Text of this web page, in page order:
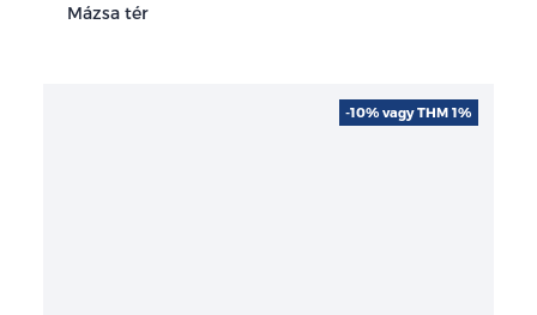
Mázsa tér
-10% vagy THM 1%